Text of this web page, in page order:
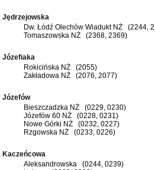
Jędrzejowska
Dw. Łódź Olechów Wiadukt NŻ (2244,
Tomaszowska NŻ (2368, 2369)
Józefiaka
Rokicińska NŻ (2055)
Zakładowa NŻ (2076, 2077)
Józefów
Bieszczadzka NŻ (0229, 0230)
Józefów 60 NŻ (0228, 0231)
Nowe Górki NŻ (0232, 0227)
Rzgowska NŻ (0233, 0226)
Kaczeńcowa
Aleksandrowska (0244, 0239)